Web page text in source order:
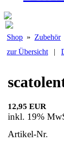
Shop » Zubehör
zur Übersicht |
12,95 EUR
inkl. 19%
Artikel-Nr.